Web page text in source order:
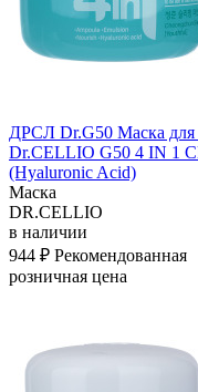
ДРСЛ Dr.G50 Маска для
Dr.CELLIO G50 4 IN 1
(Hyaluronic Acid)
Маска
DR.CELLIO
в наличии
944 ₽ Рекомендованная
розничная цена